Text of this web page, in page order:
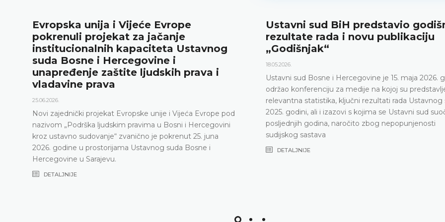
i Vijeće Evrope
za jačanje
kapaciteta Ustavnog
i Hercegovine i
zaštite ljudskih prava i
Evropske unije i Vijeća Evrope pod
ljudskim pravima u Bosni i Hercegovini
zvanično je pokrenut 25. juna
Ustavnog suda Bosne i
Ustavni sud BiH predstavio godišnje
rezultate rada i novu publikaciju
„Godišnjak“
Ustavni sud Bosne i Hercegovine je 15. maja 2026. godine
održao konferenciju za medije na kojoj su predstavljeni
relevantna statistika, ključni rezultati rada Ustavnog suda u
2025. godini, ali i izazovi s kojima se Ustavni sud suočava
posljednjih godina, naročito zbog nepopunjenosti
sudijskog sastava
DETALJNIJE
12.05.2026.